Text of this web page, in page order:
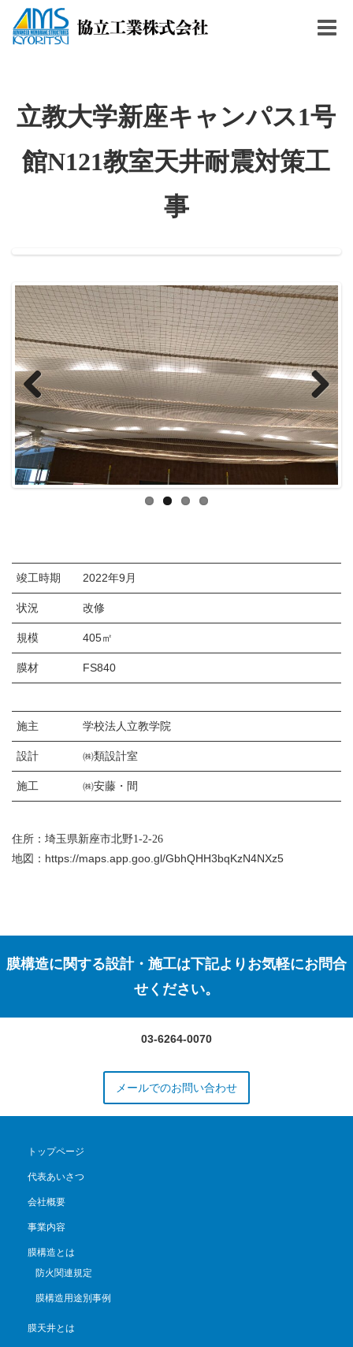
立教大学新座キャンパス1号
館N121教室天井耐震対策工
事
Previous Next
竣工時期 2022年9月
状況 改修
規模 405㎡
膜材 FS840
施主 学校法人立教学院
設計 ㈱類設計室
施工 ㈱安藤・間
住所：埼玉県新座市北野1-2-26
地図： https://maps.app.goo.gl/GbhQHH3bqKzN4NXz5
膜構造に関する設計・施工は下記よりお気軽にお問合
せください。
03-6264-0070
メールでのお問い合わせ
トップページ
代表あいさつ
会社概要
事業内容
膜構造とは
防火関連規定
膜構造用途別事例
膜天井とは